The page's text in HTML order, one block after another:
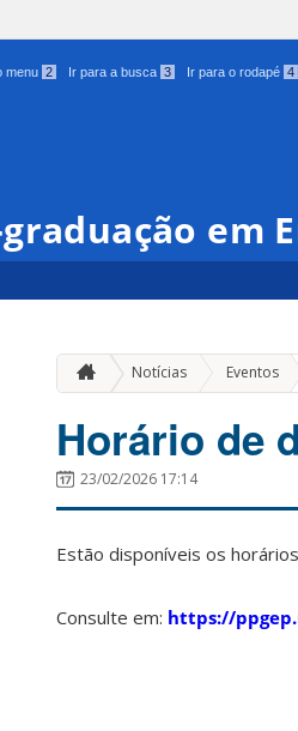
menu 2 Ir para a busca 3 Ir para o rodapé 4
graduação em
Notícias Eventos »
Horário de
23/02/2026 17:14
Estão disponíveis os
Consulte em: https://